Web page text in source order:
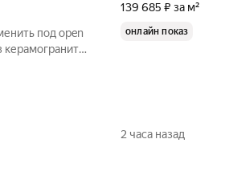
под open
139 685 ₽ за м²
онлайн показ
2 часа назад